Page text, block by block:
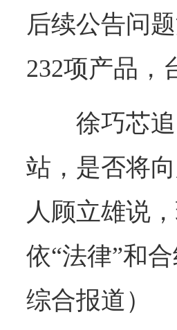
后续公告问
232项产品，
徐巧芯
站，是否将
人顾立雄说
依“法律”和
综合报道）